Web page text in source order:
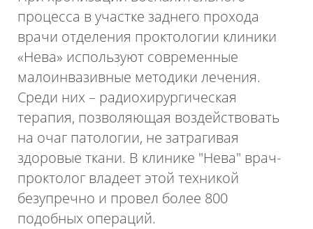
процесса в участке заднего прохода
врачи отделения проктологии клиники
«Нева» используют современные
малоинвазивные методики лечения.
Среди них – радиохирургическая
терапия, позволяющая воздействовать
на очаг патологии, не затрагивая
здоровые ткани. В клинике "Нева" врач-
проктолог владеет этой техникой
безупречно и провел более 800
подобных операций.